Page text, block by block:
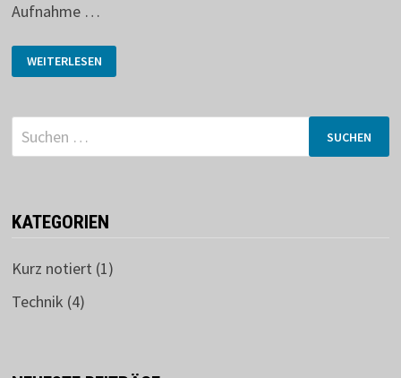
Aufnahme …
FRIEDERIKE
IM
WEITERLESEN
Suchen
nach:
KATEGORIEN
Kurz notiert (1)
Technik (4)